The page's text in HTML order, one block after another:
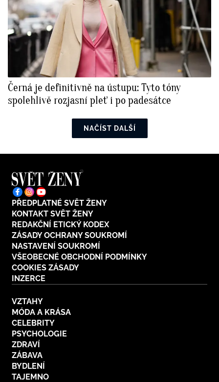
Černá je definitivně na ústupu: Tyto tóny
spolehlivě rozjasní pleť i po padesátce
NAČÍST DALŠÍ
PŘEDPLATNÉ SVĚT ŽENY
KONTAKT SVĚT ŽENY
REDAKČNÍ ETICKÝ KODEX
ZÁSADY OCHRANY SOUKROMÍ
NASTAVENÍ SOUKROMÍ
VŠEOBECNÉ OBCHODNÍ PODMÍNKY
COOKIES ZÁSADY
INZERCE
VZTAHY
MÓDA A KRÁSA
CELEBRITY
PSYCHOLOGIE
ZDRAVÍ
ZÁBAVA
BYDLENÍ
TAJEMNO